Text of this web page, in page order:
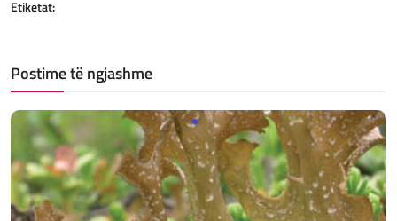
Etiketat:
Postime të ngjashme